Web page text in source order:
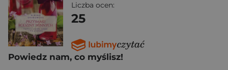
Liczba ocen:
25
Powiedz nam, co myślisz!